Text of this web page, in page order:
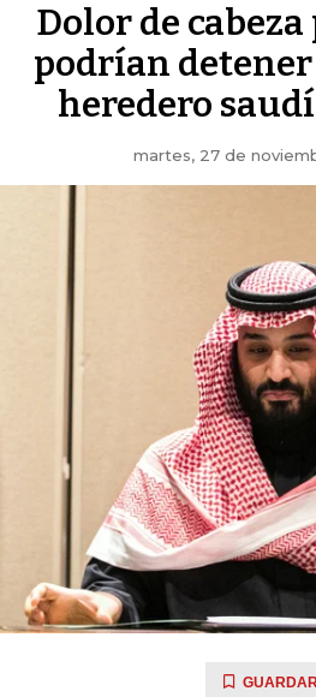
Dolor de
podrían
heredero
martes, 27 de